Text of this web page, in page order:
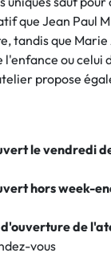
que Jean Paul
tandis que
l'enfance ou celui
propose
le vendredi
hors week-
de
vous